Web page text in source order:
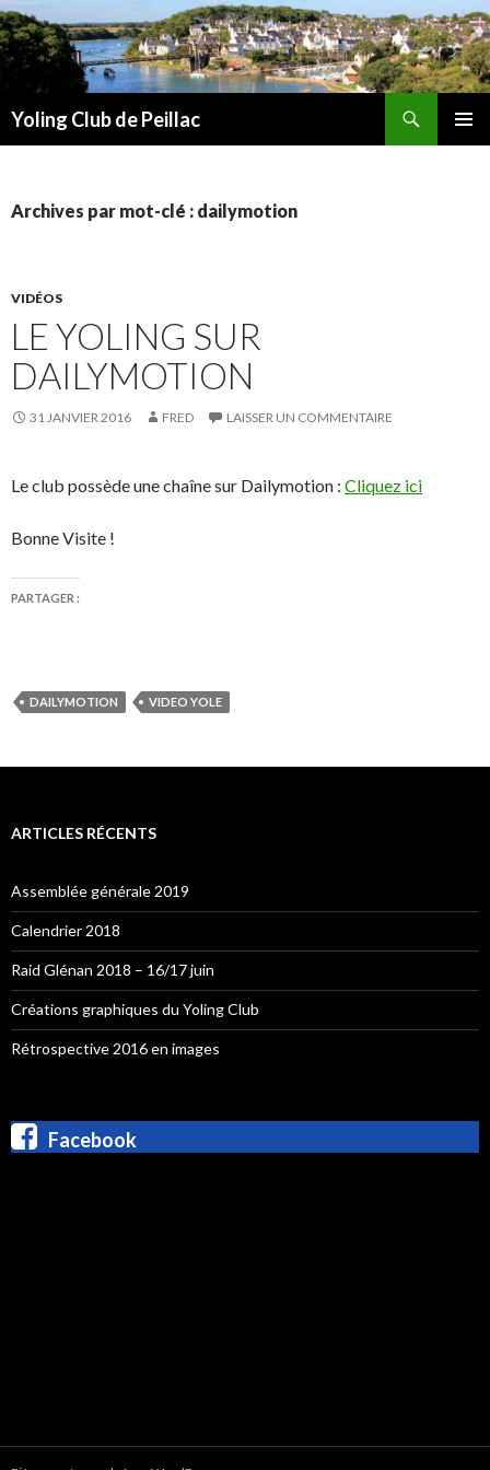
Yoling Club de Peillac
Archives par mot-clé : dailymotion
VIDÉOS
LE YOLING SUR
DAILYMOTION
31 JANVIER 2016 FRED LAISSER UN COMMENTAIRE
Le club possède une chaîne sur Dailymotion : Cliquez ici
Bonne Visite !
PARTAGER :
DAILYMOTION VIDEO YOLE
ARTICLES RÉCENTS
Assemblée générale 2019
Calendrier 2018
Raid Glénan 2018 – 16/17 juin
Créations graphiques du Yoling Club
Rétrospective 2016 en images
Facebook